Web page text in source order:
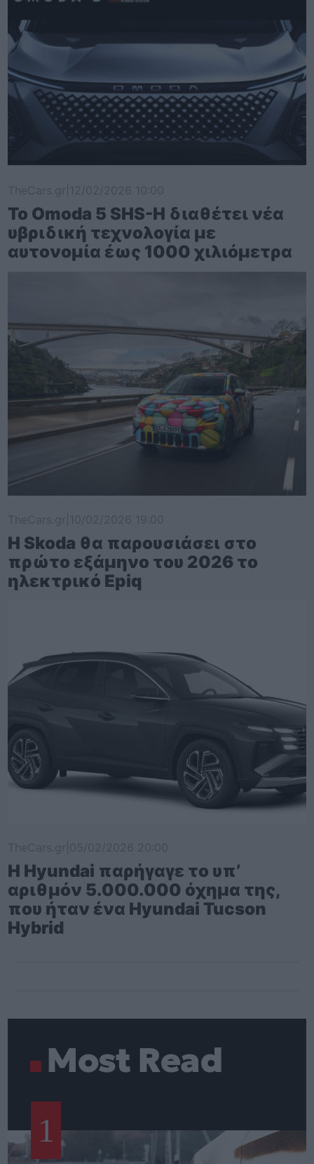
Το Omoda 5 SHS-H διαθέτει νέα
υβριδική τεχνολογία με
αυτονομία έως 1000 χιλιόμετρα
Η Skoda θα παρουσιάσει στο
πρώτο εξάμηνο του 2026 το
ηλεκτρικό Epiq
Η Hyundai παρήγαγε το υπ’
αριθμόν 5.000.000 όχημα της,
που ήταν ένα Hyundai Tucson
Hybrid
Most Read
1